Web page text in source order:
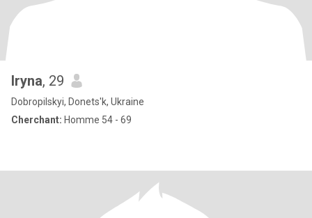
Iryna, 29
Dobropilskyi, Donets'k, Ukraine
Cherchant: Homme 54 - 69